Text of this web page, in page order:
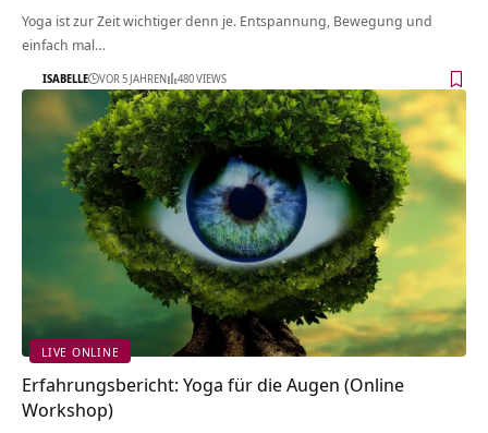
Yoga ist zur Zeit wichtiger denn je. Entspannung, Bewegung und
einfach mal…
ISABELLE VOR 5 JAHREN 480 VIEWS
LIVE ONLINE
Erfahrungsbericht: Yoga für die Augen (Online
Workshop)